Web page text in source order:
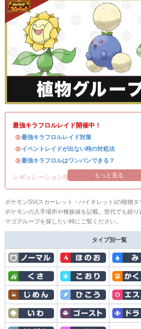
最強キラフロルレイド開催中！
・最強キラフロルレイド対策
・ イベントレイドが出ない時の対処法
・最強キラフロルはワンパンできる？
レギュレーションI開催中！ もっと見る
ポケモンSV(スカーレット・バイオレット)の植物
ポケモンの入手場所や種族値を記載。世代でも絞
マゴグループを探したい時にご覧ください。
タイプ別一覧